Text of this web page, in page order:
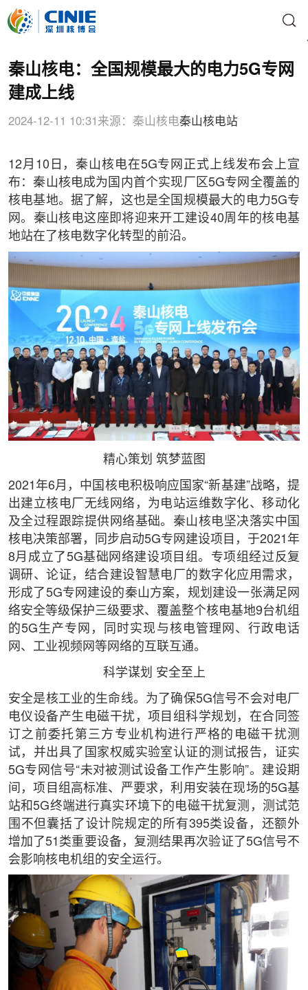
秦山核电：全国规模最大的电力5G专网
建成上线
2024-12-11 10:31 来源：秦山核电秦山核电站
12月10日，秦山核电在5G专网正式上线发布会上宣
布：秦山核电成为国内首个实现厂区5G专网全覆盖的
核电基地。据了解，这也是全国规模最大的电力5G专
网。秦山核电这座即将迎来开工建设40周年的核电基
地站在了核电数字化转型的前沿。
精心策划 筑梦蓝图
2021年6月，中国核电积极响应国家“新基建”战略，提
出建立核电厂无线网络，为电站运维数字化、移动化
及全过程跟踪提供网络基础。秦山核电坚决落实中国
核电决策部署，同步启动5G专网建设项目，于2021年
8月成立了5G基础网络建设项目组。专项组经过反复
调研、论证，结合建设智慧电厂的数字化应用需求，
形成了5G专网建设的秦山方案，规划建设一张满足网
络安全等级保护三级要求、覆盖整个核电基地9台机组
的5G生产专网，同时实现与核电管理网、行政电话
网、工业视频网等网络的互联互通。
科学谋划 安全至上
安全是核工业的生命线。为了确保5G信号不会对电厂
电仪设备产生电磁干扰，项目组科学规划，在合同签
订之前委托第三方专业机构进行严格的电磁干扰测
试，并出具了国家权威实验室认证的测试报告，证实
5G专网信号“未对被测试设备工作产生影响”。建设期
间，项目组高标准、严要求，利用安装在现场的5G基
站和5G终端进行真实环境下的电磁干扰复测，测试范
围不但囊括了设计院规定的所有395类设备，还额外
增加了51类重要设备，复测结果再次验证了5G信号不
会影响核电机组的安全运行。